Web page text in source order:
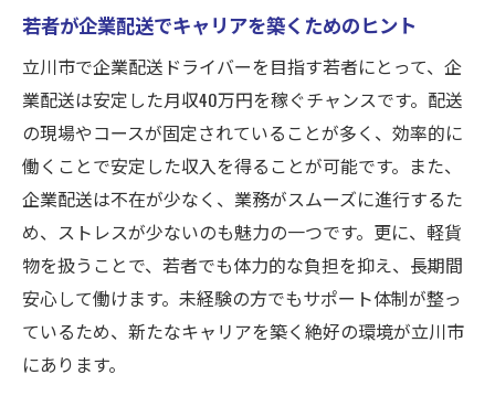
若者が企業配送でキャリアを築くためのヒント
立川市で企業配送ドライバーを目指す若者にとって、企
業配送は安定した月収40万円を稼ぐチャンスです。配送
の現場やコースが固定されていることが多く、効率的に
働くことで安定した収入を得ることが可能です。また、
企業配送は不在が少なく、業務がスムーズに進行するた
め、ストレスが少ないのも魅力の一つです。更に、軽貨
物を扱うことで、若者でも体力的な負担を抑え、長期間
安心して働けます。未経験の方でもサポート体制が整っ
ているため、新たなキャリアを築く絶好の環境が立川市
にあります。